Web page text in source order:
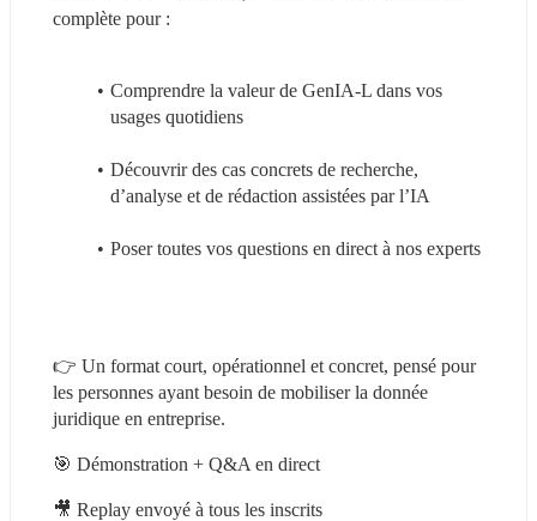
complète pour :
Comprendre la valeur de GenIA-L dans vos
usages quotidiens
Découvrir des cas concrets de recherche,
d’analyse et de rédaction assistées par l’IA
Poser toutes vos questions en direct à nos experts
👉 Un format court, opérationnel et concret, pensé pour
les personnes ayant besoin de mobiliser la donnée
juridique en entreprise.
🎯 Démonstration + Q&A en direct
🎥 Replay envoyé à tous les inscrits